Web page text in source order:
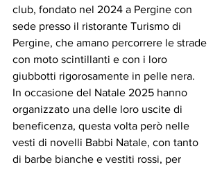
club, fondato nel 2024 a Pergine con
sede presso il ristorante Turismo di
Pergine, che amano percorrere le strade
con moto scintillanti e con i loro
giubbotti rigorosamente in pelle nera.
In occasione del Natale 2025 hanno
organizzato una delle loro uscite di
beneficenza, questa volta però nelle
vesti di novelli Babbi Natale, con tanto
di barbe bianche e vestiti rossi, per